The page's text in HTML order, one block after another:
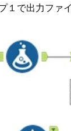
１で出力ファ